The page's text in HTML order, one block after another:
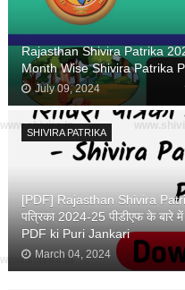
Rajasthan Shivira Patrika
Month Wise Shivira Patrika
July 09, 2024
SHIVIRA PATRIKA
[PDF] Rajasthan Shivira
पत्रिका 2024-25 पीडीएफ के बारे
PDF ki Puri Jankari
March 04, 2024
www.shivira.in
www.shivira.in